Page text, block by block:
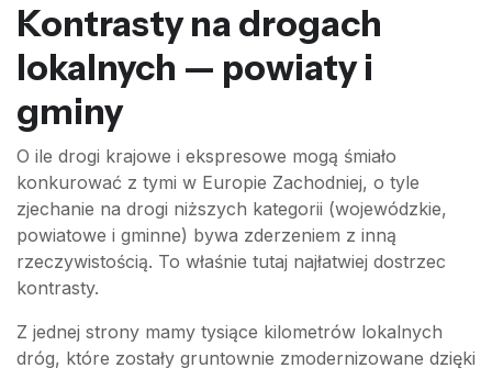
Kontrasty na drogach
lokalnych — powiaty i
gminy
O ile drogi krajowe i ekspresowe mogą śmiało
konkurować z tymi w Europie Zachodniej, o tyle
zjechanie na drogi niższych kategorii (wojewódzkie,
powiatowe i gminne) bywa zderzeniem z inną
rzeczywistością. To właśnie tutaj najłatwiej dostrzec
kontrasty.
Z jednej strony mamy tysiące kilometrów lokalnych
dróg, które zostały gruntownie zmodernizowane dzięki